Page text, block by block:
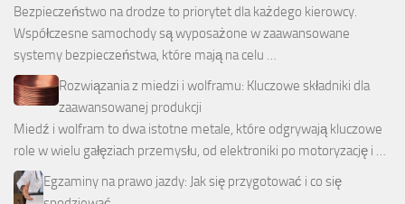
Bezpieczeństwo na drodze to priorytet dla każdego kierowcy.
Współczesne samochody są wyposażone w zaawansowane
systemy bezpieczeństwa, które mają na celu …
Rozwiązania z miedzi i wolframu: Kluczowe składniki dla
zaawansowanej produkcji
Miedź i wolfram to dwa istotne metale, które odgrywają kluczowe
role w wielu gałęziach przemysłu, od elektroniki po motoryzację i …
Egzaminy na prawo jazdy: Jak się przygotować i co się